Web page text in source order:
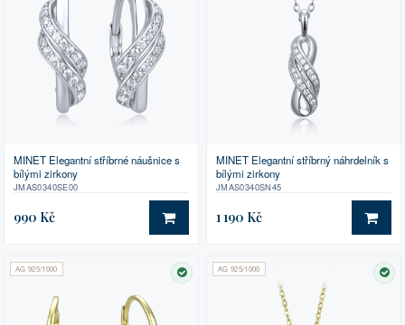
MINET Elegantní stříbrné náušnice s
bílými zirkony
JMAS0340SE00
990 Kč DO KOŠÍKU
MINET Elegantní stříbrný náhrdelník s
bílými zirkony
JMAS0340SN45
1 190 Kč DO
AG 925/1000
SKLADEM
AG 925/1000